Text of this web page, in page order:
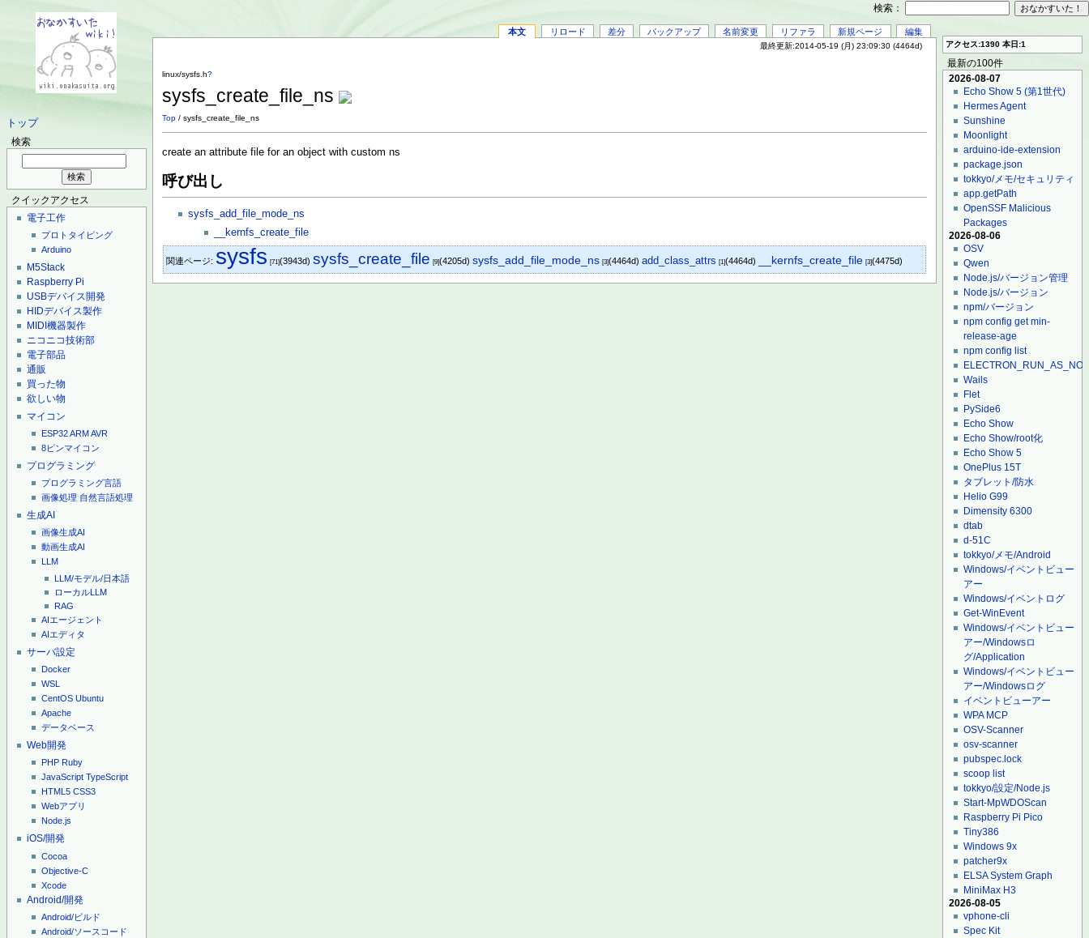
トップ
検索
クイックアクセス
電子工作
プロトタイピング
Arduino
M5Stack
Raspberry Pi
USBデバイス開発
HIDデバイス製作
MIDI機器製作
ニコニコ技術部
電子部品
通販
買った物
欲しい物
マイコン
ESP32ARMAVR
8ピンマイコン
プログラミング
プログラミング言語
画像処理 自然言語処理
生成AI
画像生成AI
動画生成AI
LLM
LLM/モデル/日本語
ローカルLLM
RAG
AIエージェント
AIエディタ
サーバ設定
Docker
WSL
CentOS Ubuntu
Apache
データベース
Web開発
PHP Ruby
JavaScript TypeScript
HTML5 CSS3
Webアプリ
Node.js
iOS/開発
Cocoa
Objective-C
Xcode
Android/開発
Android/ビルド
Android/ソースコード
本文 リロード 差分 バックアップ 名前変更 リファラ 新規ページ 編集
最終更新:2014-05-19 (月) 23:09:30 (4464d)
linux/sysfs.h?
sysfs_create_file_ns
Top / sysfs_create_file_ns
create an attribute file for an object with custom ns
呼び出し
sysfs_add_file_mode_ns
__kernfs_create_file
関連ページ: sysfs [71](3943d)sysfs_create_file [9](4205d)sysfs_add_file_mode_ns [3](4464d)add_class_attrs [1](4464d) __kernfs_create_file [3](4475d)
アクセス:1390 本日:1
最新の100件
2026-08-07
Echo Show 5 (第1世代)
Hermes Agent
Sunshine
Moonlight
arduino-ide-extension
package.json
tokkyo/メモ/セキュリティ
app.getPath
OpenSSF Malicious
Packages
2026-08-06
OSV
Qwen
Node.js/バージョン管理
Node.js/バージョン
npm/バージョン
npm config get min-
release-age
npm config list
Wails
Flet
PySide6
Echo Show
Echo Show/root化
Echo Show 5
OnePlus 15T
タブレット/防水
Helio G99
Dimensity 6300
dtab
d-51C
tokkyo/メモ/Android
Windows/イベントビュー
アー
Windows/イベントログ
Get-WinEvent
Windows/イベントビュー
アー/Windowsロ
グ/Application
Windows/イベントビュー
アー/Windowsログ
イベントビューアー
WPA MCP
OSV-Scanner
osv-scanner
pubspec.lock
scoop list
tokkyo/設定/Node.js
Start-MpWDOScan
Raspberry Pi Pico
Tiny386
Windows 9x
patcher9x
ELSA System Graph
MiniMax H3
2026-08-05
vphone-cli
Spec Kit
検索：